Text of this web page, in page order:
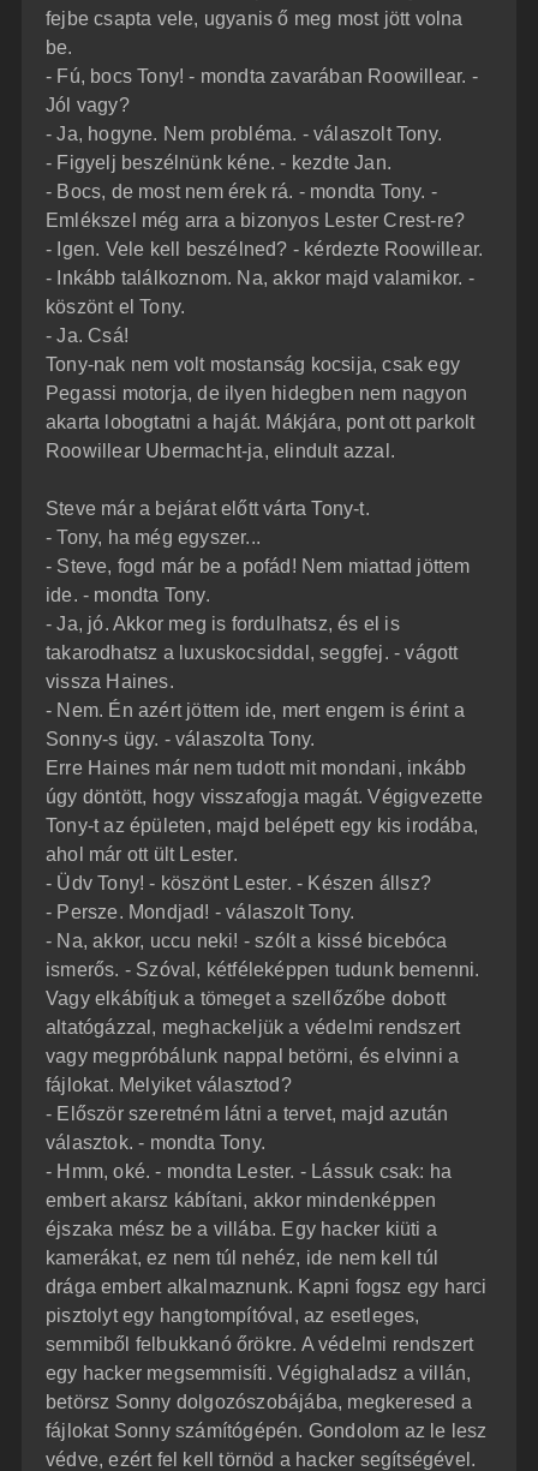
fejbe csapta vele, ugyanis ő meg most jött volna
be.
- Fú, bocs Tony! - mondta zavarában Roowillear. -
Jól vagy?
- Ja, hogyne. Nem probléma. - válaszolt Tony.
- Figyelj beszélnünk kéne. - kezdte Jan.
- Bocs, de most nem érek rá. - mondta Tony. -
Emlékszel még arra a bizonyos Lester Crest-re?
- Igen. Vele kell beszélned? - kérdezte Roowillear.
- Inkább találkoznom. Na, akkor majd valamikor. -
köszönt el Tony.
- Ja. Csá!
Tony-nak nem volt mostanság kocsija, csak egy
Pegassi motorja, de ilyen hidegben nem nagyon
akarta lobogtatni a haját. Mákjára, pont ott parkolt
Roowillear Ubermacht-ja, elindult azzal.
Steve már a bejárat előtt várta Tony-t.
- Tony, ha még egyszer...
- Steve, fogd már be a pofád! Nem miattad jöttem
ide. - mondta Tony.
- Ja, jó. Akkor meg is fordulhatsz, és el is
takarodhatsz a luxuskocsiddal, seggfej. - vágott
vissza Haines.
- Nem. Én azért jöttem ide, mert engem is érint a
Sonny-s ügy. - válaszolta Tony.
Erre Haines már nem tudott mit mondani, inkább
úgy döntött, hogy visszafogja magát. Végigvezette
Tony-t az épületen, majd belépett egy kis irodába,
ahol már ott ült Lester.
- Üdv Tony! - köszönt Lester. - Készen állsz?
- Persze. Mondjad! - válaszolt Tony.
- Na, akkor, uccu neki! - szólt a kissé bicebóca
ismerős. - Szóval, kétféleképpen tudunk bemenni.
Vagy elkábítjuk a tömeget a szellőzőbe dobott
altatógázzal, meghackeljük a védelmi rendszert
vagy megpróbálunk nappal betörni, és elvinni a
fájlokat. Melyiket választod?
- Először szeretném látni a tervet, majd azután
választok. - mondta Tony.
- Hmm, oké. - mondta Lester. - Lássuk csak: ha
embert akarsz kábítani, akkor mindenképpen
éjszaka mész be a villába. Egy hacker kiüti a
kamerákat, ez nem túl nehéz, ide nem kell túl
drága embert alkalmaznunk. Kapni fogsz egy harci
pisztolyt egy hangtompítóval, az esetleges,
semmiből felbukkanó őrökre. A védelmi rendszert
egy hacker megsemmisíti. Végighaladsz a villán,
betörsz Sonny dolgozószobájába, megkeresed a
fájlokat Sonny számítógépén. Gondolom az le lesz
védve, ezért fel kell törnöd a hacker segítségével.